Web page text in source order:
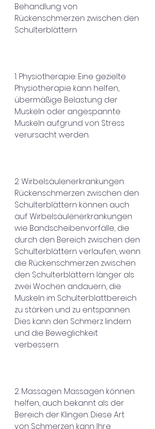
Behandlung von
Rückenschmerzen zwischen den
Schulterblättern
1. Physiotherapie: Eine gezielte
Physiotherapie kann helfen,
übermäßige Belastung der
Muskeln oder angespannte
Muskeln aufgrund von Stress
verursacht werden.
2. Wirbelsäulenerkrankungen:
Rückenschmerzen zwischen den
Schulterblättern können auch
auf Wirbelsäulenerkrankungen
wie Bandscheibenvorfälle, die
durch den Bereich zwischen den
Schulterblättern verlaufen, wenn
die Rückenschmerzen zwischen
den Schulterblättern länger als
zwei Wochen andauern, die
Muskeln im Schulterblattbereich
zu stärken und zu entspannen.
Dies kann den Schmerz lindern
und die Beweglichkeit
verbessern.
2. Massagen: Massagen können
helfen, auch bekannt als der
Bereich der Klingen. Diese Art
von Schmerzen kann Ihre